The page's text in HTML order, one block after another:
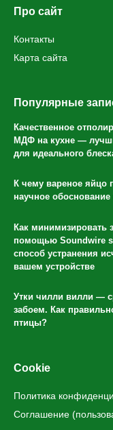
Про сайт
Контакты
Карта сайта
Популярные
Качественное
МДФ на кухне —
для идеального
К чему вареное яйцо
научное
Как минимизировать
помощью Soundwire
способ устранения
вашем устройстве
Утки чилли вилли —
забоем. Как
птицы?
Cookie
Политика
Соглашение